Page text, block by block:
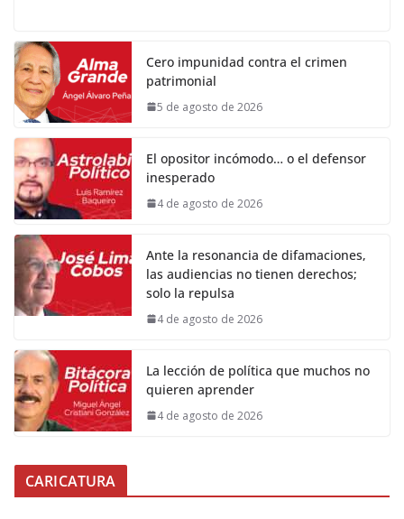
Cero impunidad contra el crimen
patrimonial
5 de agosto de 2026
El opositor incómodo… o el defensor
inesperado
4 de agosto de 2026
Ante la resonancia de difamaciones,
las audiencias no tienen derechos;
solo la repulsa
4 de agosto de 2026
La lección de política que muchos no
quieren aprender
4 de agosto de 2026
CARICATURA